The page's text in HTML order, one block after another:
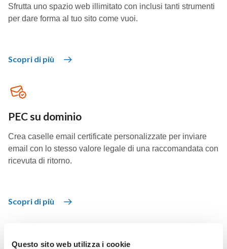
Questo sito web utilizza i cookie
Sfrutta uno spazio web illimitato con inclusi tanti strumenti
per dare forma al tuo sito come vuoi.
Scopri di più
PEC su dominio
Crea caselle email certificate personalizzate per inviare
email con lo stesso valore legale di una raccomandata con
ricevuta di ritorno.
Scopri di più